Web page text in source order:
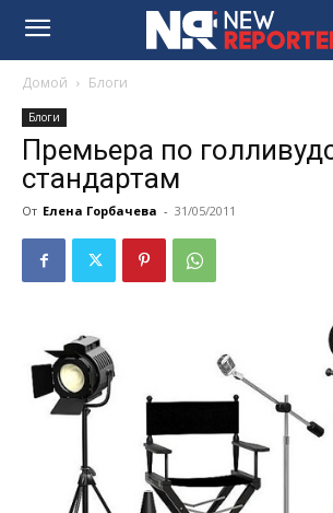
Домой Блоги
Блоги
Премьера по
стандартам
От Елена Горбачева - 31/05/2011